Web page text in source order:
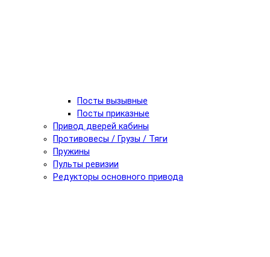
Посты вызывные
Посты приказные
Привод дверей кабины
Противовесы / Грузы / Тяги
Пружины
Пульты ревизии
Редукторы основного привода